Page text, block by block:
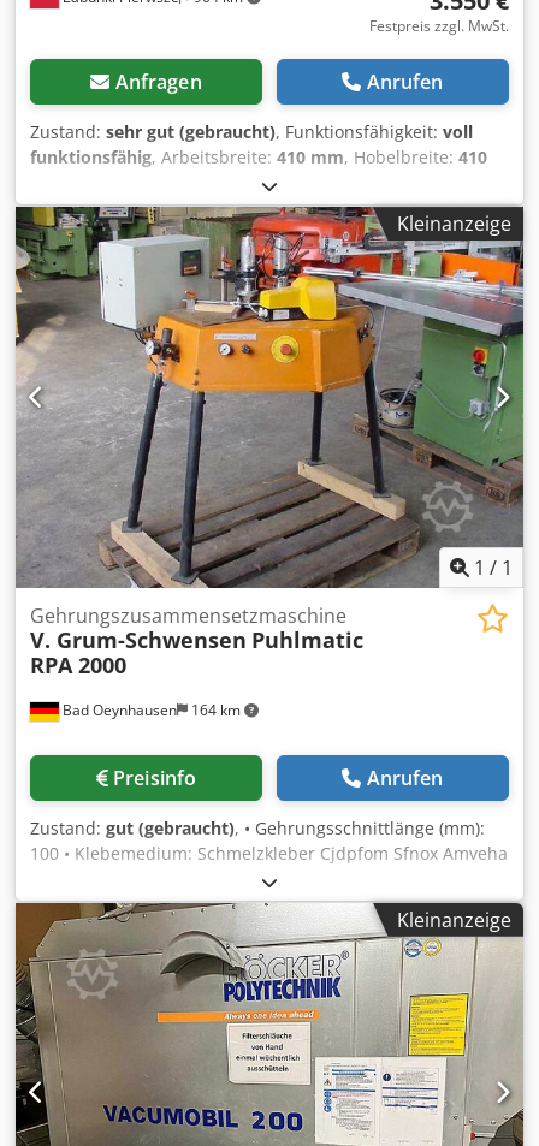
Festpreis zzgl. MwSt.
Anfragen Anrufen
Zustand: sehr gut (gebraucht), Funktionsfähigkeit: voll
funktionsfähig, Arbeitsbreite: 410 mm, Hobelbreite: 410
, Abrichthobelmaschine, Dickenhobel SCM F410
Technische Daten: Codpfxsx E Srvj Amvjha • Zustand –
gebraucht, nach Durchsicht • Hersteller – SCM • Modell –
F410 • Arbeitsbreite – 410 mm • Tischlänge – 2610 mm •
verstellbarer Winkelanschlag • Motorleistung – 4,0 kW •
Spindeldrehzahl – 5000 U/min • Spanabnahmeanzeige •
maximale Spanabnahme – 8 mm • Schalldämpferkämme
an der Welle • Motorbremse • 4-Messer-Welle,
Durchmesser 120 mm, für herkömmliche Messer • Anlauf –
Stern-Dreieck-Schaltung • Anschluss für Späneabsaugung
– Ø150 mm • Gewicht – ca. 650 kg • CE-Kennzeichnung •
Abmessungen 261 x 90 x 110 cm (L x B x H) Zusätzliche
Informationen: • sehr guter technischer Zustand • die
gezeigten Fotos entsprechen dem tatsächlichen Zustand
des angebotenen Geräts • Möglichkeit, die Maschine vor
Ort einzuschalten und zu testen.
Kleinanzeige
1 / 1
Bad Oeynhausen 164 km
Gehrungszusammensetzmaschine
V. Grum-Schwensen Puhlmatic
RPA 2000
Preisinfo Anrufen
Zustand: gut (gebraucht), • Gehrungsschnittlänge (mm):
100 • Klebemedium: Schmelzkleber Cjdpfom Sfnox Amveha
• Automatische Zusammensetzung: von Rahmenteilen
Kleinanzeige